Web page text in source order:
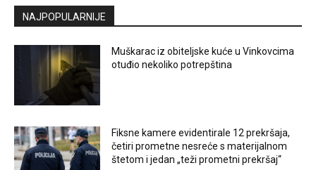
NAJPOPULARNIJE
Muškarac iz obiteljske kuće u Vinkovcima
otuđio nekoliko potrepština
Fiksne kamere evidentirale 12 prekršaja,
četiri prometne nesreće s materijalnom
štetom i jedan „teži prometni prekršaj“